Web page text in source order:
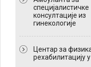
специјалистичке
консултације из
гинекологије
Центар за
рехабилитацију